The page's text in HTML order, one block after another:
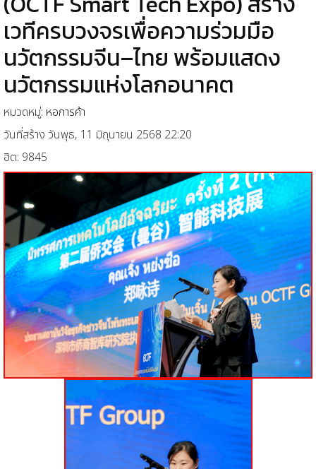
เวทีครบวงจรเพื่อความร่วมมือ
นวัตกรรมจีน–ไทย พร้อมแสดง
นวัตกรรมแห่งโลกอนาคต
หมวดหมู่: หอการค้า
วันที่สร้าง วันพุธ, 11 มิถุนายน 2568 22:20
ฮิต: 9845